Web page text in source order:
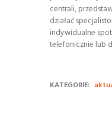
centrali,
działać
indywidualne
telefonicznie lub
KATEGORIE: